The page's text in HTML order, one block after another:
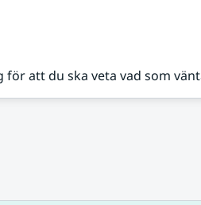
att du ska veta vad som